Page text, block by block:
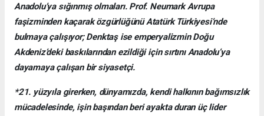
Anadolu’ya sığınmış olmaları. Prof. Neumark Avrupa
faşizminden kaçarak özgürlüğünü Atatürk Türkiyesi’nde
bulmaya çalışıyor; Denktaş ise emperyalizmin Doğu
Akdeniz’deki baskılarından ezildiği için sırtını Anadolu’ya
dayamaya çalışan bir siyasetçi.
*21. yüzyıla girerken, dünyamızda, kendi halkının bağımsızlık
mücadelesinde, işin başından beri ayakta duran üç lider